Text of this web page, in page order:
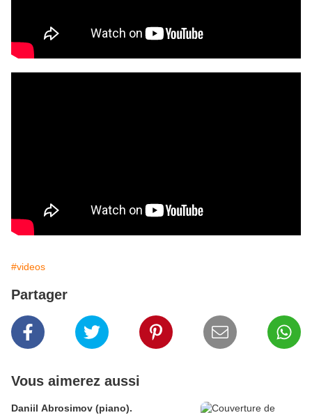
#videos
Partager
Vous aimerez aussi
Daniil Abrosimov (piano).